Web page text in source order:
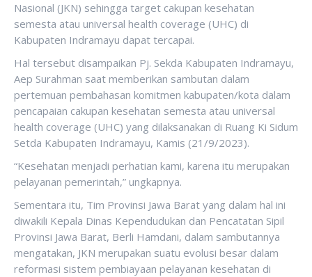
Nasional (JKN) sehingga target cakupan kesehatan
semesta atau universal health coverage (UHC) di
Kabupaten Indramayu dapat tercapai.
Hal tersebut disampaikan Pj. Sekda Kabupaten Indramayu,
Aep Surahman saat memberikan sambutan dalam
pertemuan pembahasan komitmen kabupaten/kota dalam
pencapaian cakupan kesehatan semesta atau universal
health coverage (UHC) yang dilaksanakan di Ruang Ki Sidum
Setda Kabupaten Indramayu, Kamis (21/9/2023).
“Kesehatan menjadi perhatian kami, karena itu merupakan
pelayanan pemerintah,” ungkapnya.
Sementara itu, Tim Provinsi Jawa Barat yang dalam hal ini
diwakili Kepala Dinas Kependudukan dan Pencatatan Sipil
Provinsi Jawa Barat, Berli Hamdani, dalam sambutannya
mengatakan, JKN merupakan suatu evolusi besar dalam
reformasi sistem pembiayaan pelayanan kesehatan di